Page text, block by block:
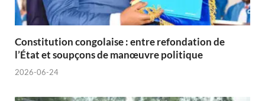
Constitution congolaise : entre refondation de
l’État et soupçons de manœuvre politique
2026-06-24